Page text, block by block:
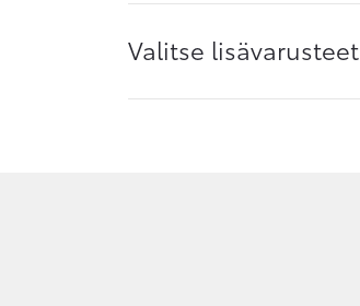
Valitse lisävarusteet